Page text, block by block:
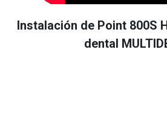
Instalación de Point 800S
dental